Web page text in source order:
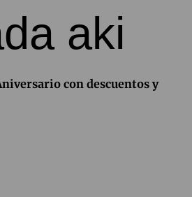
con descuentos y